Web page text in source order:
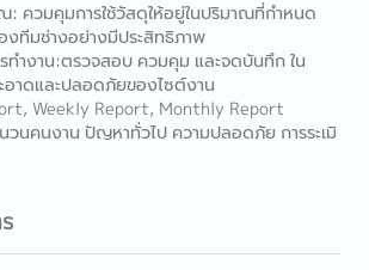
: ควมคุมการใช้วัสดุให้อยู่ในปริมาณที่กำหนด
งทีมช่างอย่างมีประสิทธิภาพ
ำงาน:ตรวจสอบ ควมคุม และจดบันทึก ใน
อาดและปลอดภัยของไซต์งาน
Weekly Report, Monthly Report
วนคนงาน ปัญหาทั่วไป ความปลอดภัย การระเมิ